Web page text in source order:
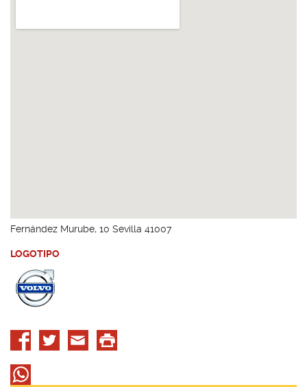
Fernández Murube, 10 Sevilla 41007
LOGOTIPO